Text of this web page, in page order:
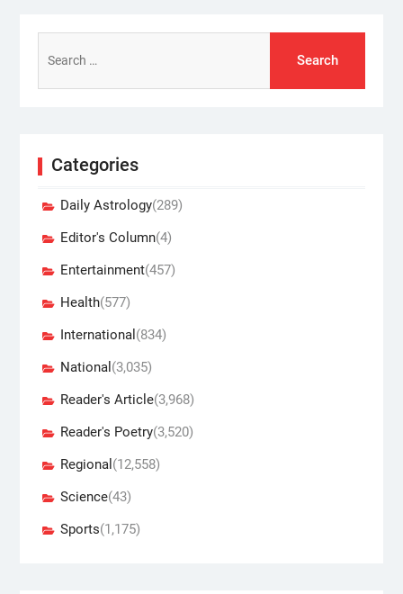
for:
Categories
Daily Astrology(289)
Editor's Column(4)
Entertainment(457)
Health(577)
International (834)
National (3,035)
Reader's Article(3,968)
Reader's Poetry(3,520)
Regional (12,558)
Science(43)
Sports(1,175)